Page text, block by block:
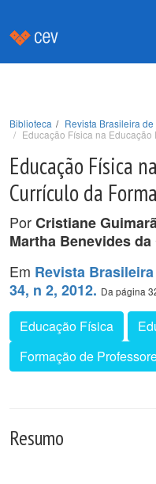
Biblioteca
Revista Brasileira
Educação Física na
Educação Física
Currículo da
PorCristiane
Martha Benevides da
Em Revista
34, n 2, 2012. Da página
Educação Física
Formação de
Resumo